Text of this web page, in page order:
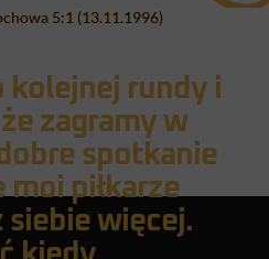
kolejnej rundy i
zagramy w
spotkanie
piłkarze
siebie więcej.